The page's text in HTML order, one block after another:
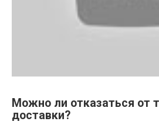
Можно ли отказаться от
доставки?